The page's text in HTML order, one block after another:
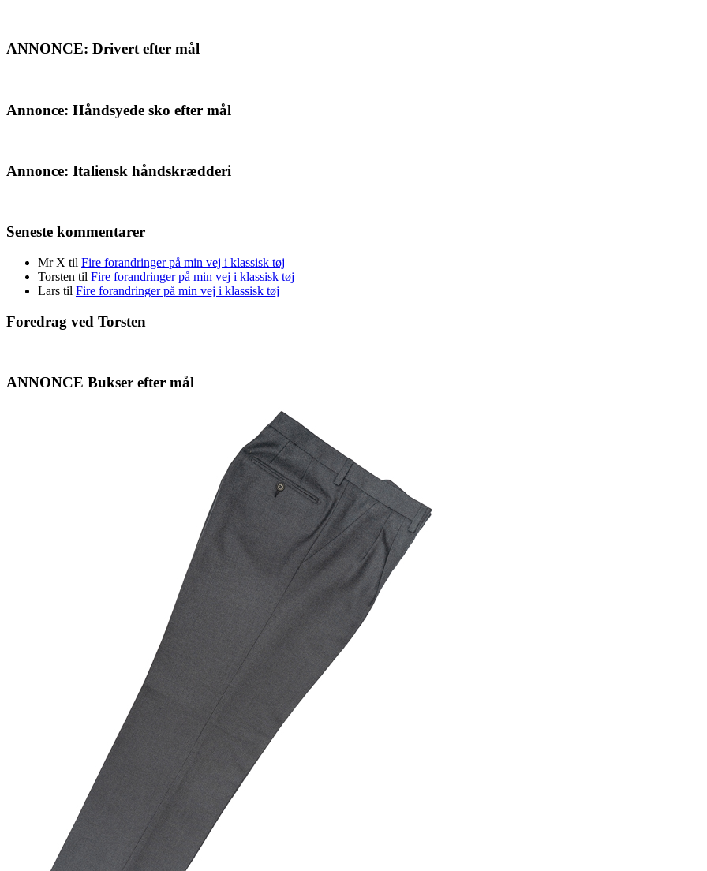
ANNONCE: Drivert efter mål
Annonce: Håndsyede sko efter mål
Annonce: Italiensk håndskrædderi
Seneste kommentarer
Mr X til Fire forandringer på min vej i klassisk tøj
Torsten til Fire forandringer på min vej i klassisk tøj
Lars til Fire forandringer på min vej i klassisk tøj
Foredrag ved Torsten
ANNONCE Bukser efter mål